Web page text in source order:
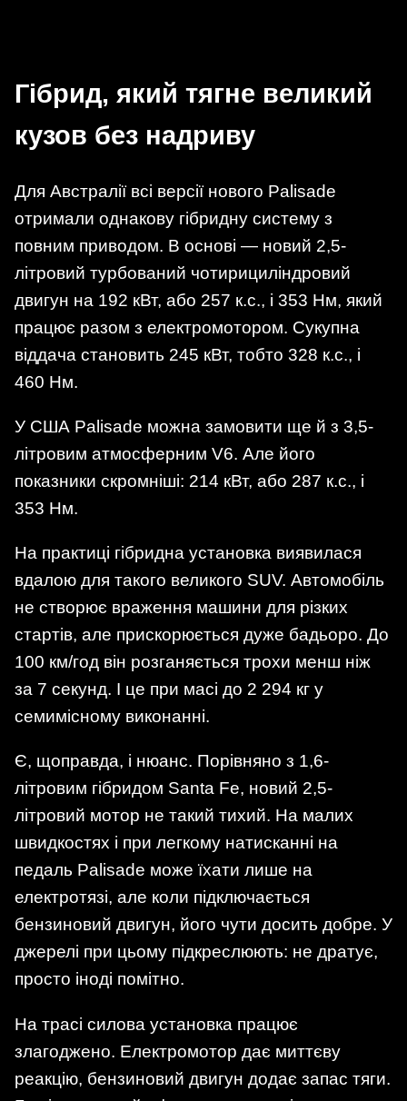
Гібрид, який тягне великий
кузов без надриву
Для Австралії всі версії нового Palisade
отримали однакову гібридну систему з
повним приводом. В основі — новий 2,5-
літровий турбований чотирициліндровий
двигун на 192 кВт, або 257 к.с., і 353 Нм, який
працює разом з електромотором. Сукупна
віддача становить 245 кВт, тобто 328 к.с., і
460 Нм.
У США Palisade можна замовити ще й з 3,5-
літровим атмосферним V6. Але його
показники скромніші: 214 кВт, або 287 к.с., і
353 Нм.
На практиці гібридна установка виявилася
вдалою для такого великого SUV. Автомобіль
не створює враження машини для різких
стартів, але прискорюється дуже бадьоро. До
100 км/год він розганяється трохи менш ніж
за 7 секунд. І це при масі до 2 294 кг у
семимісному виконанні.
Є, щоправда, і нюанс. Порівняно з 1,6-
літровим гібридом Santa Fe, новий 2,5-
літровий мотор не такий тихий. На малих
швидкостях і при легкому натисканні на
педаль Palisade може їхати лише на
електротязі, але коли підключається
бензиновий двигун, його чути досить добре. У
джерелі при цьому підкреслюють: не дратує,
просто іноді помітно.
На трасі силова установка працює
злагоджено. Електромотор дає миттєву
реакцію, бензиновий двигун додає запас тяги.